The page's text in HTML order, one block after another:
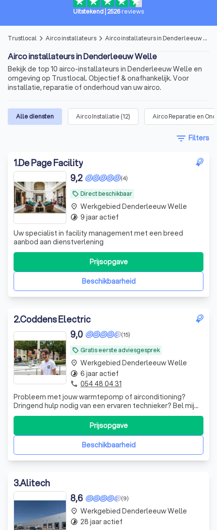
Uitstekend 2526reviews
Trustlocal arrow_forward_ios Airco installateurs arrow_forward_ios Airco installateurs in Denderleeuw Welle
Airco installateurs in Denderleeuw Welle
Bekijk de top 10 airco-installateurs in Denderleeuw Welle en
omgeving op Trustlocal. Objectief & onafhankelijk. Voor
installatie, reparatie of onderhoud van uw airco.
Alle diensten Airco Installatie (12) Airco Reparatie en
filter_list Filters
1.De Page Facility
local_offer Direct beschikbaar
(4)
9,2
Uw specialist in facility management met een breed
aanbod aan dienstverlening
Beschikbaarheid
Prijsopgave
place Werkgebied Denderleeuw Welle
timelapse 9 jaar actief
2.Coddens Electric
local_offer Gratis eerste adviesgesprek
(15)
9,0
Probleem met jouw warmtepomp of airconditioning?
Dringend hulp nodig van een ervaren technieker? Bel mij
op +32 472.996.116.
Beschikbaarheid
Prijsopgave
place Werkgebied Denderleeuw Welle
timelapse 6 jaar actief
phone 054 48 04 31
3.Alitech
(9)
8,6
place Werkgebied Denderleeuw Welle
timelapse 28 jaar actief